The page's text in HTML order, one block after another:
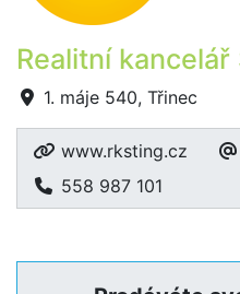
Realitní kancelář
1. máje 540, Třinec
www.rksting.cz
558 987 101